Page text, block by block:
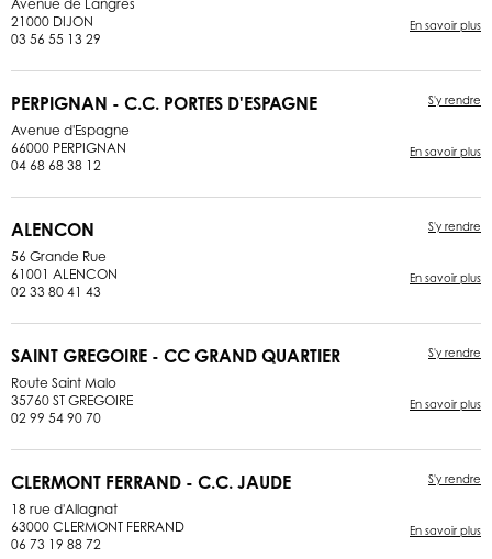
Avenue de Langres
21000 DIJON
03 56 55 13 29
En savoir plus
PERPIGNAN - C.C. PORTES D'ESPAGNE
Avenue d'Espagne
66000 PERPIGNAN
04 68 68 38 12
S'y rendre
En savoir plus
ALENCON
56 Grande Rue
61001 ALENCON
02 33 80 41 43
S'y rendre
En savoir plus
SAINT GREGOIRE - CC GRAND QUARTIER
Route Saint Malo
35760 ST GREGOIRE
02 99 54 90 70
S'y rendre
En savoir plus
CLERMONT FERRAND - C.C. JAUDE
18 rue d'Allagnat
63000 CLERMONT FERRAND
06 73 19 88 72
S'y rendre
En savoir plus